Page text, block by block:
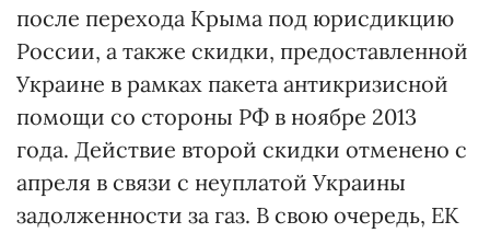
после перехода Крыма под юрисдикцию
России, а также скидки, предоставленной
Украине в рамках пакета антикризисной
помощи со стороны РФ в ноябре 2013
года. Действие второй скидки отменено с
апреля в связи с неуплатой Украины
задолженности за газ. В свою очередь, ЕК